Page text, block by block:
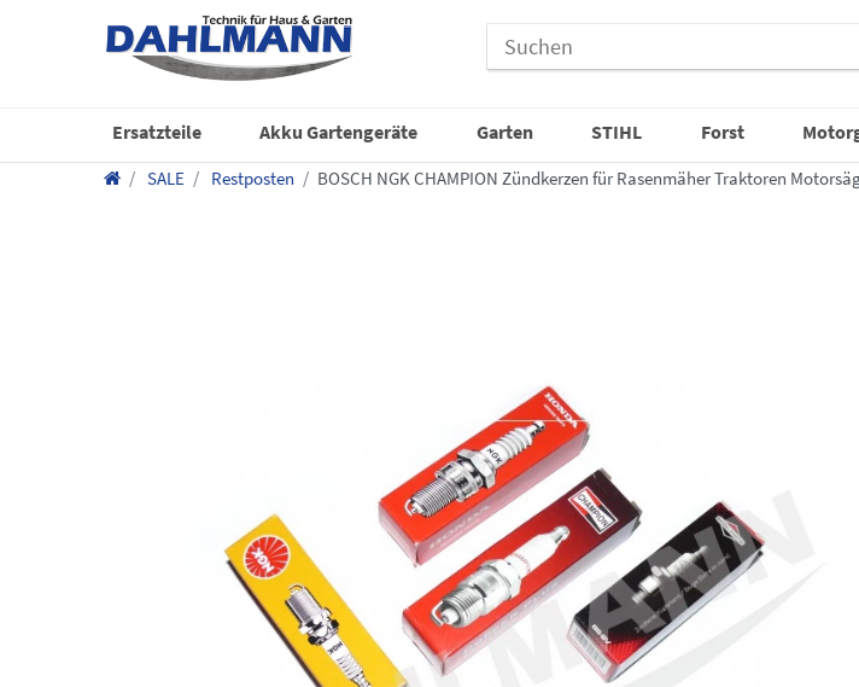
Ersatzteile Akku Gartengeräte Garten STIHL Forst
SALE Restposten BOSCH NGK CHAMPION Zündkerzen für Rasenmäher Traktoren